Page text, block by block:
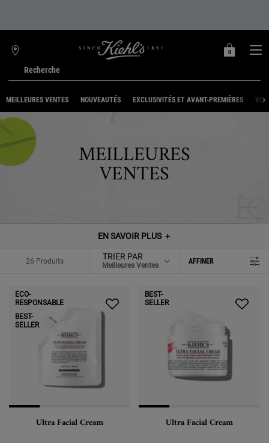
Recherche
TROUVER
BOUTIQUE
MON
0
0 PRODUIT
MEILLEURES VENTES NOUVEAUTÉS EXCLUSIVITÉS ET AVANT-PREMIÈRES
MEILLEURES
VENTES
EN SAVOIR PLUS ＋
26 Produits TRIER PAR AFFINER
MENU DE FILTRAGE
ECO-
RESPONSABLE
BEST-
SELLER
Ultra Facial Cream
BEST-
SELLER
Ultra Facial Cream